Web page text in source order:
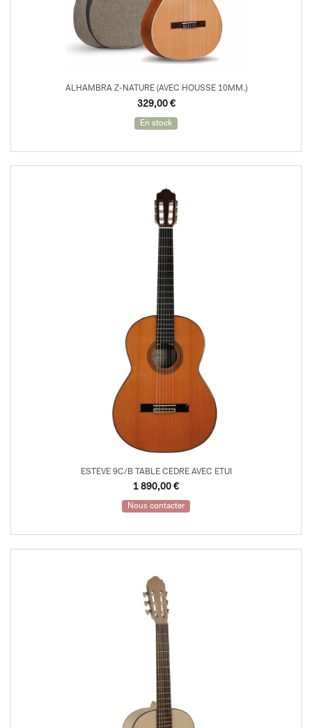
ALHAMBRA Z-NATURE (AVEC HOUSSE 10MM.)
329,00 €
En stock
ESTEVE 9C/B TABLE CEDRE AVEC ETUI
1 890,00 €
Nous contacter